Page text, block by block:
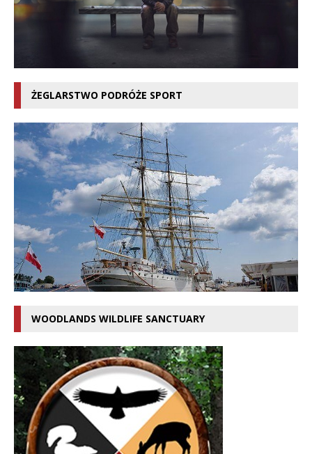
ŻEGLARSTWO PODRÓŻE SPORT
WOODLANDS WILDLIFE SANCTUARY